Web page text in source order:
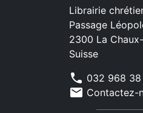
Librairie
Passage
2300 La
Suisse
phone 032 968
mail Contactez-